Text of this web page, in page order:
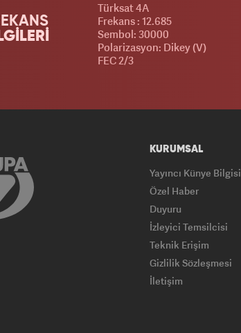
Türksat 4A
Frekans : 12.685
Sembol: 30000
Polarizasyon: Dikey (V)
FEC 2/3
KURUMSAL
Yayıncı Künye Bilgisi
Özel Haber
Duyuru
İzleyici Temsilcisi
Teknik Erişim
Gizlilik Sözleşmesi
İletişim